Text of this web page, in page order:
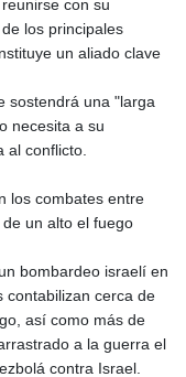
con su
los principales
un aliado clave
sostendrá una "larga
necesita a su
al conflicto.
los combates entre
un alto el fuego
bombardeo israelí en
contabilizan cerca de
así como más de
a la guerra el
contra Israel.